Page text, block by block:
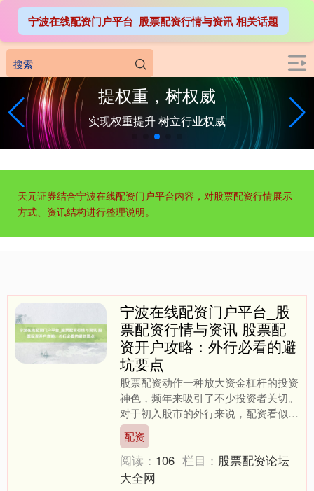
天元证券结合宁波在线配资门户平台内容，对股票配资行情展示
方式、资讯结构进行整理说明。
宁波在线配资门户平台_股票配资行情与资讯 相关话题
宁波在线配资门户平台_股
票配资行情与资讯 股票配
资开户攻略：外行必看的避
坑要点
股票配资动作一种放大资金杠杆的投资
神色，频年来吸引了不少投资者关切。
对于初入股市的外行来说，配资看似能
快速放大收益，但背后也荫藏着诸多风
险。如若你正准备尝试股票....
配资
阅读： 106 栏目： 股票配资论坛
大全网